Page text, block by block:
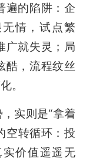
遍的陷阱：企
情，试点繁
广就失灵；局
酷，流程纹丝
。
实则是“拿着
空转循环：投
价值遥遥无